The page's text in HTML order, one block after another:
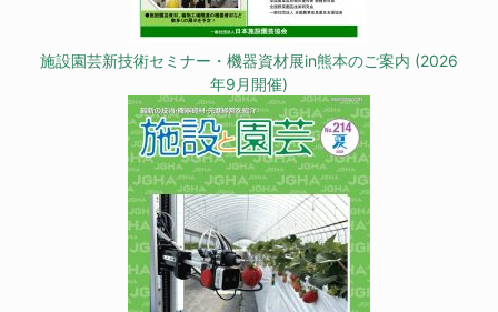
施設園芸新技術セミナー・機器資材展in熊本のご案内 (2026
年9月開催)